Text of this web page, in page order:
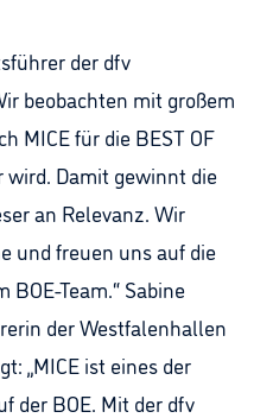
der dfv
beobachten mit großem
MICE für die BEST OF
wird. Damit gewinnt die
an Relevanz. Wir
und freuen uns auf die
Team.“ Sabine
der Westfalenhallen
„MICE ist eines der
der BOE. Mit der dfv